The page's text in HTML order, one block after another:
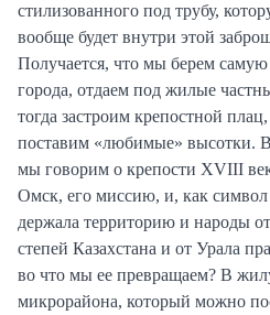
стилизованного под трубу,
вообще будет внутри этой
Получается, что мы берем
города, отдаем под жилые
тогда застроим крепостной
поставим «любимые» высотки.
мы говорим о крепости XVIII
Омск, его миссию, и, как символ
держала территорию и народы
степей Казахстана и от Урала
во что мы ее превращаем? В
микрорайона, который можно